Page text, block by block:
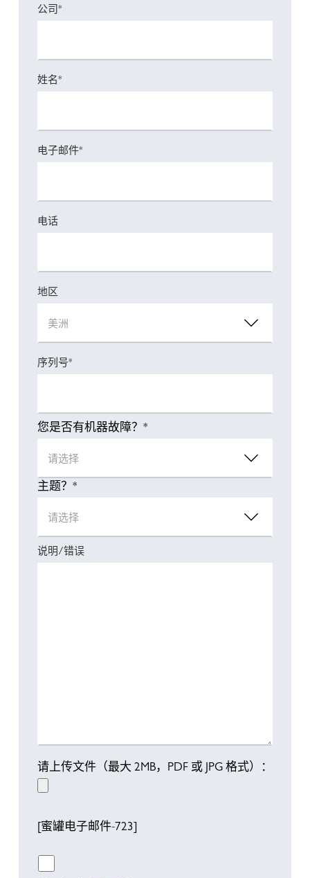
公司*
姓名*
电子邮件*
电话
地区
序列号*
您是否有机器故障？*
主题？*
说明/错误
请上传文件（最大 2MB，PDF 或 JPG 格式）：
[蜜罐电子邮件-723]